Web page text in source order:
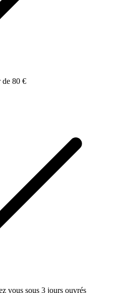
de 80 €
vous sous 3 jours ouvrés